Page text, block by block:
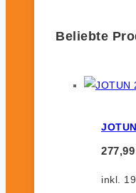
Beliebte
277,99
inkl.